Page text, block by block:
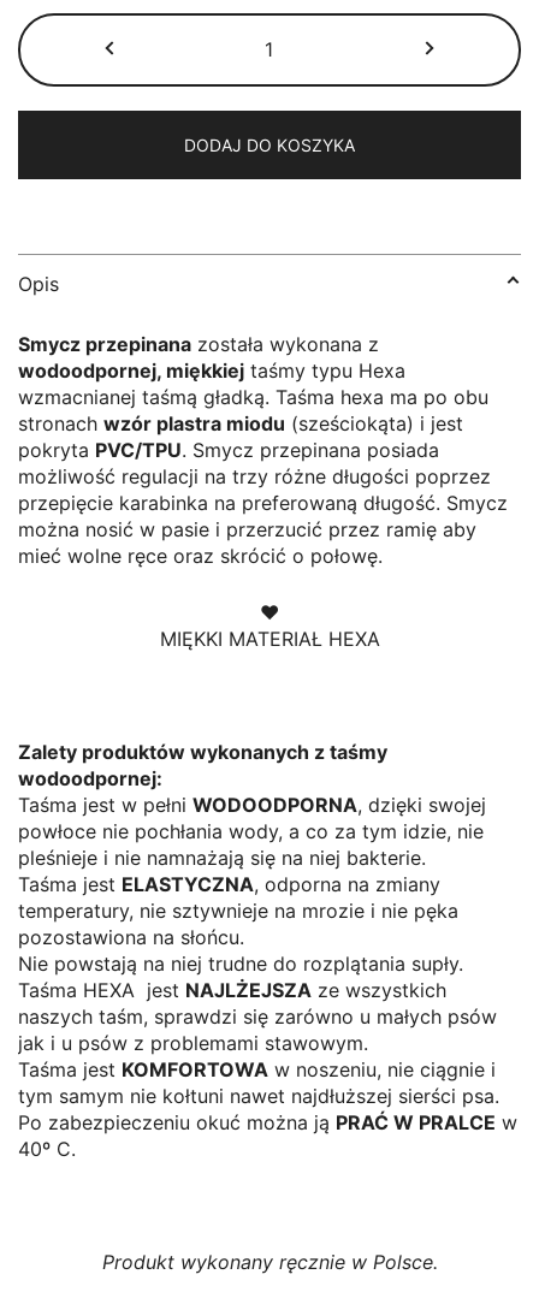
Smycz
przepinana
wodoodporna
Hexa
COLORFUL
DODAJ DO KOSZYKA
Opis
Smycz przepinana została wykonana z
wodoodpornej, miękkiej taśmy typu Hexa
wzmacnianej taśmą gładką. Taśma hexa ma po obu
stronach wzór plastra miodu (sześciokąta) i jest
pokryta PVC/TPU. Smycz przepinana posiada
możliwość regulacji na trzy różne długości poprzez
przepięcie karabinka na preferowaną długość. Smycz
można nosić w pasie i przerzucić przez ramię aby
mieć wolne ręce oraz skrócić o połowę.
♥
MIĘKKI MATERIAŁ HEXA
Zalety produktów wykonanych z taśmy
wodoodpornej:
Taśma jest w pełni WODOODPORNA, dzięki swojej
powłoce nie pochłania wody, a co za tym idzie, nie
pleśnieje i nie namnażają się na niej bakterie.
Taśma jest ELASTYCZNA, odporna na zmiany
temperatury, nie sztywnieje na mrozie i nie pęka
pozostawiona na słońcu.
Nie powstają na niej trudne do rozplątania supły.
Taśma HEXA jest NAJLŻEJSZA ze wszystkich
naszych taśm, sprawdzi się zarówno u małych psów
jak i u psów z problemami stawowym.
Taśma jest KOMFORTOWA w noszeniu, nie ciągnie i
tym samym nie kołtuni nawet najdłuższej sierści psa.
Po zabezpieczeniu okuć można ją PRAĆ W PRALCE w
40º C.
Produkt wykonany ręcznie w Polsce.